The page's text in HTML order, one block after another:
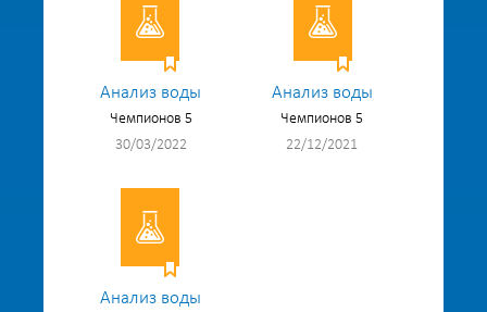
Анализ воды
Чемпионов 5
30/03/2022
Анализ воды
Чемпионов 5
22/12/2021
Анализ воды